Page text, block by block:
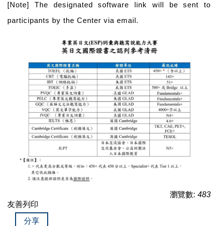
[Note] The designated software link will be sent to
participants by the Center via email.
瀏覽數: 483
友善列印
分享